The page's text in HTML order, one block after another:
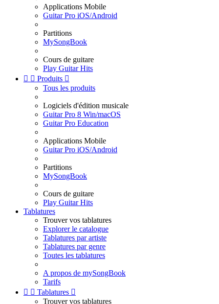
Applications Mobile
Guitar Pro iOS/Android
Partitions
MySongBook
Cours de guitare
Play Guitar Hits
  Produits 
Tous les produits
Logiciels d'édition musicale
Guitar Pro 8 Win/macOS
Guitar Pro Education
Applications Mobile
Guitar Pro iOS/Android
Partitions
MySongBook
Cours de guitare
Play Guitar Hits
Tablatures
Trouver vos tablatures
Explorer le catalogue
Tablatures par artiste
Tablatures par genre
Toutes les tablatures
A propos de mySongBook
Tarifs
  Tablatures 
Trouver vos tablatures